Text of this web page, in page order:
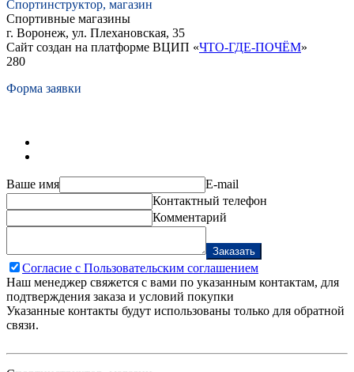
Спортинструктор, магазин
Спортивные магазины
г. Воронеж, ул. Плехановская, 35
Сайт создан на платформе ВЦИП «ЧТО-ГДЕ-ПОЧЁМ»
280
Форма заявки
Ваше имя
E-mail
Контактный телефон
Комментарий
Заказать
Согласие с Пользовательским соглашением
Наш менеджер свяжется с вами по указанным контактам, для
подтверждения заказа и условий покупки
Указанные контакты будут использованы только для обратной
связи.